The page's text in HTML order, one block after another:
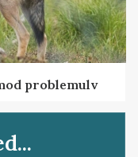
problemulv